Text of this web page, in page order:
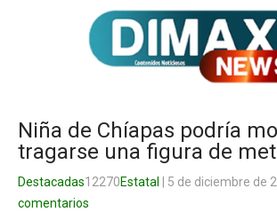
Niña de Chíapas podría
tragarse una figura de
Destacadas12270Estatal | 5 de diciembre de
comentarios